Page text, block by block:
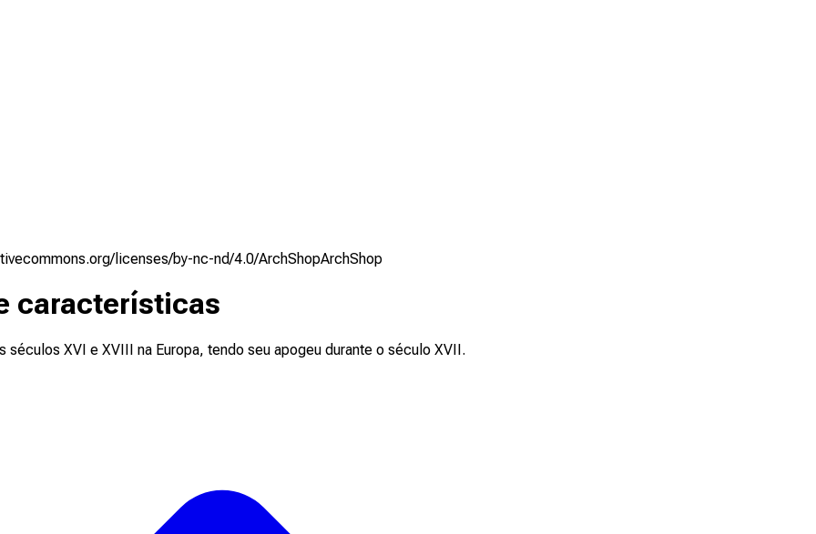
licenses/by-nc-nd/4.0/ArchShopArchShop
características
XVI e XVIII na Europa, tendo seu apogeu durante o século XVII.